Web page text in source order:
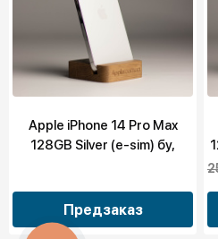
Apple iPhone 14 Pro Max
128GB Silver (e-sim) бу,
Предзаказ